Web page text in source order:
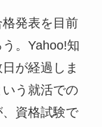
発表を目前
。Yahoo!知
が経過しま
う就活での
資格試験で